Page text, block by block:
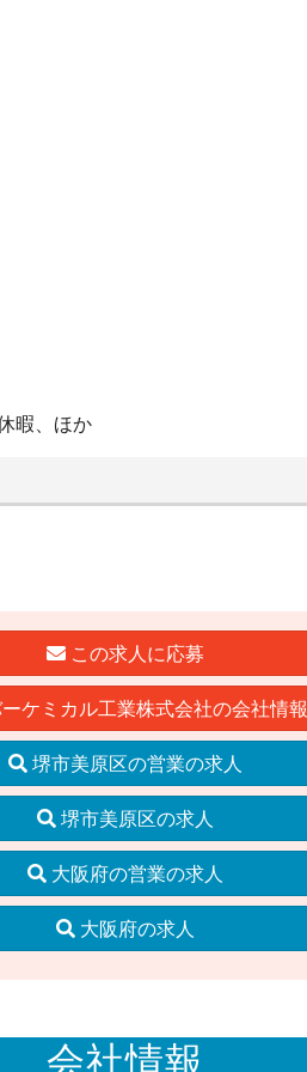
暇、ほか
この求人に応募
ケミカル工業株式会社の会社情報
堺市美原区の営業の求人
堺市美原区の求人
大阪府の営業の求人
大阪府の求人
会社情報